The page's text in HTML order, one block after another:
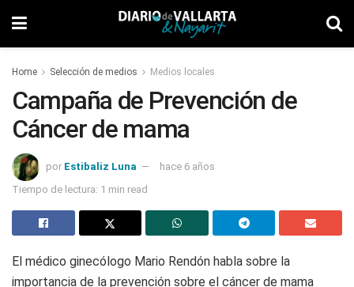
Home Selección de medios Medios locales
Campaña de Prevención de
Cáncer de mama
por Estibaliz Luna
hace 6 años
Tiempo de lectura: 1 min read
El médico ginecólogo Mario Rendón habla sobre la
importancia de la prevención sobre el cáncer de mama